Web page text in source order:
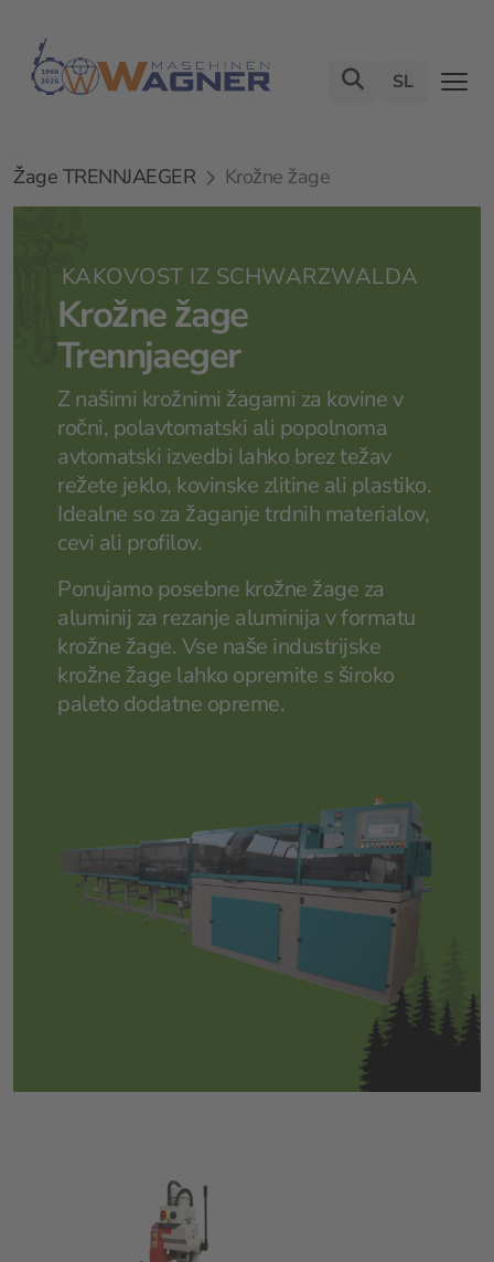
SL
Žage TRENNJAEGER Krožne žage
KAKOVOST IZ SCHWARZWALDA
Krožne žage
Trennjaeger
Z našimi krožnimi žagami za kovine v
ročni, polavtomatski ali popolnoma
avtomatski izvedbi lahko brez težav
režete jeklo, kovinske zlitine ali plastiko.
Idealne so za žaganje trdnih materialov,
cevi ali profilov.
Ponujamo posebne krožne žage za
aluminij za rezanje aluminija v formatu
krožne žage. Vse naše industrijske
krožne žage lahko opremite s široko
paleto dodatne opreme.